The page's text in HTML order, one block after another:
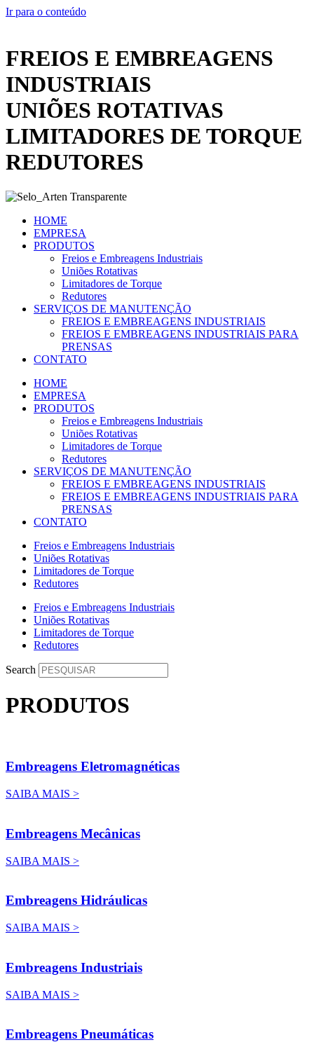
Ir para o conteúdo
FREIOS E EMBREAGENS
INDUSTRIAIS
UNIÕES ROTATIVAS
LIMITADORES DE TORQUE
REDUTORES
HOME
EMPRESA
PRODUTOS
Freios e Embreagens Industriais
Uniões Rotativas
Limitadores de Torque
Redutores
SERVIÇOS DE MANUTENÇÃO
FREIOS E EMBREAGENS INDUSTRIAIS
FREIOS E EMBREAGENS INDUSTRIAIS PARA
PRENSAS
CONTATO
HOME
EMPRESA
PRODUTOS
Freios e Embreagens Industriais
Uniões Rotativas
Limitadores de Torque
Redutores
SERVIÇOS DE MANUTENÇÃO
FREIOS E EMBREAGENS INDUSTRIAIS
FREIOS E EMBREAGENS INDUSTRIAIS PARA
PRENSAS
CONTATO
Freios e Embreagens Industriais
Uniões Rotativas
Limitadores de Torque
Redutores
Freios e Embreagens Industriais
Uniões Rotativas
Limitadores de Torque
Redutores
Search
PRODUTOS
Embreagens Eletromagnéticas
SAIBA MAIS >
Embreagens Mecânicas
SAIBA MAIS >
Embreagens Hidráulicas
SAIBA MAIS >
Embreagens Industriais
SAIBA MAIS >
Embreagens Pneumáticas